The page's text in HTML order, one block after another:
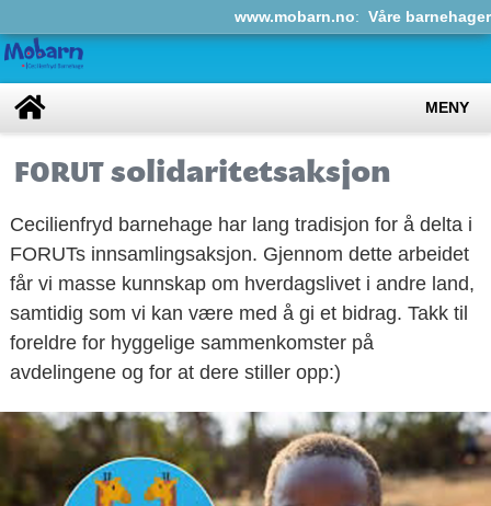
www.mobarn.no: Våre barnehager
MENY
FORUT solidaritetsaksjon
Cecilienfryd barnehage har lang tradisjon for å delta i
FORUTs innsamlingsaksjon. Gjennom dette arbeidet
får vi masse kunnskap om hverdagslivet i andre land,
samtidig som vi kan være med å gi et bidrag. Takk til
foreldre for hyggelige sammenkomster på
avdelingene og for at dere stiller opp:)